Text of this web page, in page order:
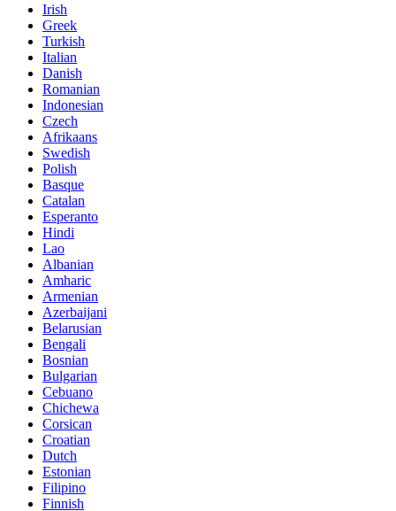
Irish
Greek
Turkish
Italian
Danish
Romanian
Indonesian
Czech
Afrikaans
Swedish
Polish
Basque
Catalan
Esperanto
Hindi
Lao
Albanian
Amharic
Armenian
Azerbaijani
Belarusian
Bengali
Bosnian
Bulgarian
Cebuano
Chichewa
Corsican
Croatian
Dutch
Estonian
Filipino
Finnish